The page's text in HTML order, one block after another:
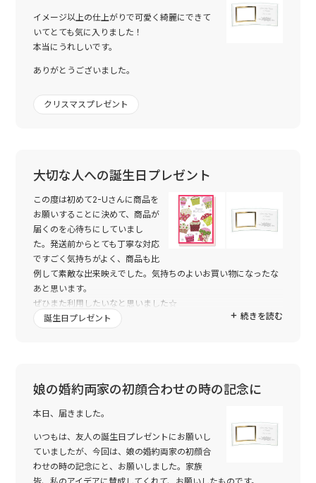
イメージ以上の仕上がりで可愛く綺麗にできて
いてとても気に入りました！
本当にうれしいです。
ありがとうございました。
クリスマスプレゼント
大切な人への誕生日プレゼント
この度は初めて2-Uさんに商品を
お願いすることに決めて、商品が
届くのを心待ちにしていまし
た。発送前からとても丁寧な対応
ですごく気持ちがよく、商品も比
例して素敵な出来映えでした。気持ちのよいお買い物になったな
あと思います。
ぜひまた利用したいなと思いました☆
創作に携わっていただいた皆様に心から感謝を伝えたいです。
続きを読む
誕生日プレゼント
娘の婚約両家の初顔合わせの時の記念に
本日、届きました。
いつもは、友人の誕生日プレゼントにお願いし
ていましたが、今回は、娘の婚約両家の初顔合
わせの時の記念にと、お願いしました。家族